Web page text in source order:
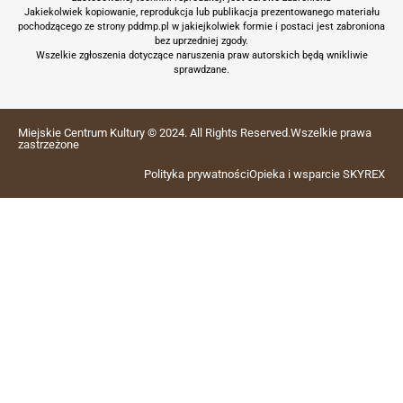
Jakiekolwiek kopiowanie, reprodukcja lub publikacja prezentowanego materiału
pochodzącego ze strony pddmp.pl w jakiejkolwiek formie i postaci jest zabroniona
bez uprzedniej zgody.
Wszelkie zgłoszenia dotyczące naruszenia praw autorskich będą wnikliwie
sprawdzane.
Miejskie Centrum Kultury © 2024. All Rights Reserved.Wszelkie prawa
zastrzeżone
Opieka i wsparcie SKYREX
Polityka prywatności